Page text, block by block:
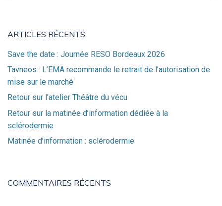
ARTICLES RÉCENTS
Save the date : Journée RESO Bordeaux 2026
Tavneos : L’EMA recommande le retrait de l’autorisation de
mise sur le marché
Retour sur l’atelier Théâtre du vécu
Retour sur la matinée d’information dédiée à la
sclérodermie
Matinée d’information : sclérodermie
COMMENTAIRES RÉCENTS